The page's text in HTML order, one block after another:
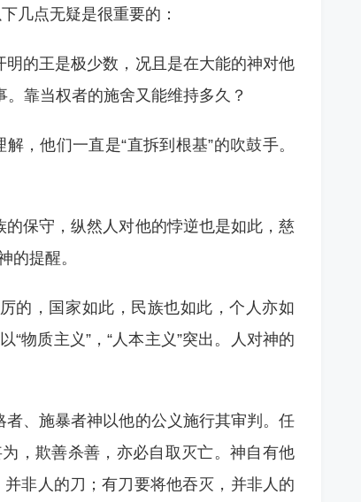
几点无疑是很重要的：
的王是极少数，况且是在大能的神对他
。靠当权者的施舍又能维持多久？
，他们一直是“直拆到根基”的吹鼓手。
保守，纵然人对他的悖逆也是如此，慈
的提醒。
的，国家如此，民族也如此，个人亦如
物质主义”，“人本主义”突出。人对神的
、施暴者神以他的公义施行其审判。任
，欺善杀善，亦必自取灭亡。神自有他
非人的刀；有刀要将他吞灭，并非人的